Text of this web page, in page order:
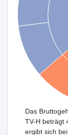
Das
TV-H beträgt
ergibt sich